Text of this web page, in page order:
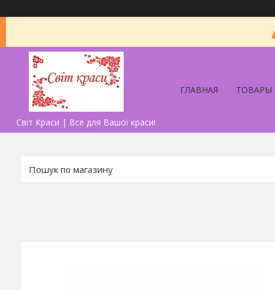
Світ Краси | Все для Вашої краси!
ГЛАВНАЯ ТОВАРЫ